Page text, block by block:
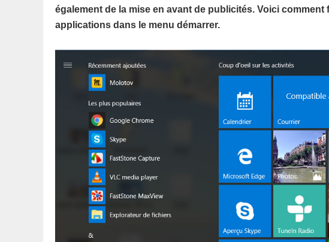
également de la mise en avant de publicités. Voici
applications dans le menu démarrer.